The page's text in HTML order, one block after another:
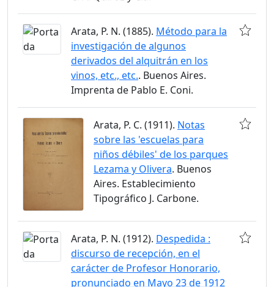
Arata, P. N. (1885). Método para la
investigación de algunos
derivados del alquitrán en los
vinos, etc., etc.. Buenos Aires.
Imprenta de Pablo E. Coni.
Arata, P. C. (1911). Notas
sobre las 'escuelas para
niños débiles' de los parques
Lezama y Olivera. Buenos
Aires. Establecimiento
Tipográfico J. Carbone.
Arata, P. N. (1912). Despedida :
discurso de recepción, en el
carácter de Profesor Honorario,
pronunciado en Mayo 23 de 1912